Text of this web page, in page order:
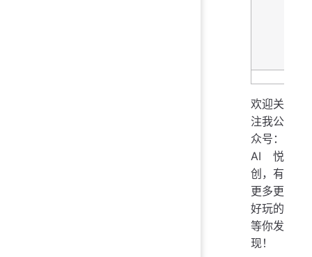
欢迎关
注我公
众号：
AI悦
创，有
更多更
好玩的
等你发
现！